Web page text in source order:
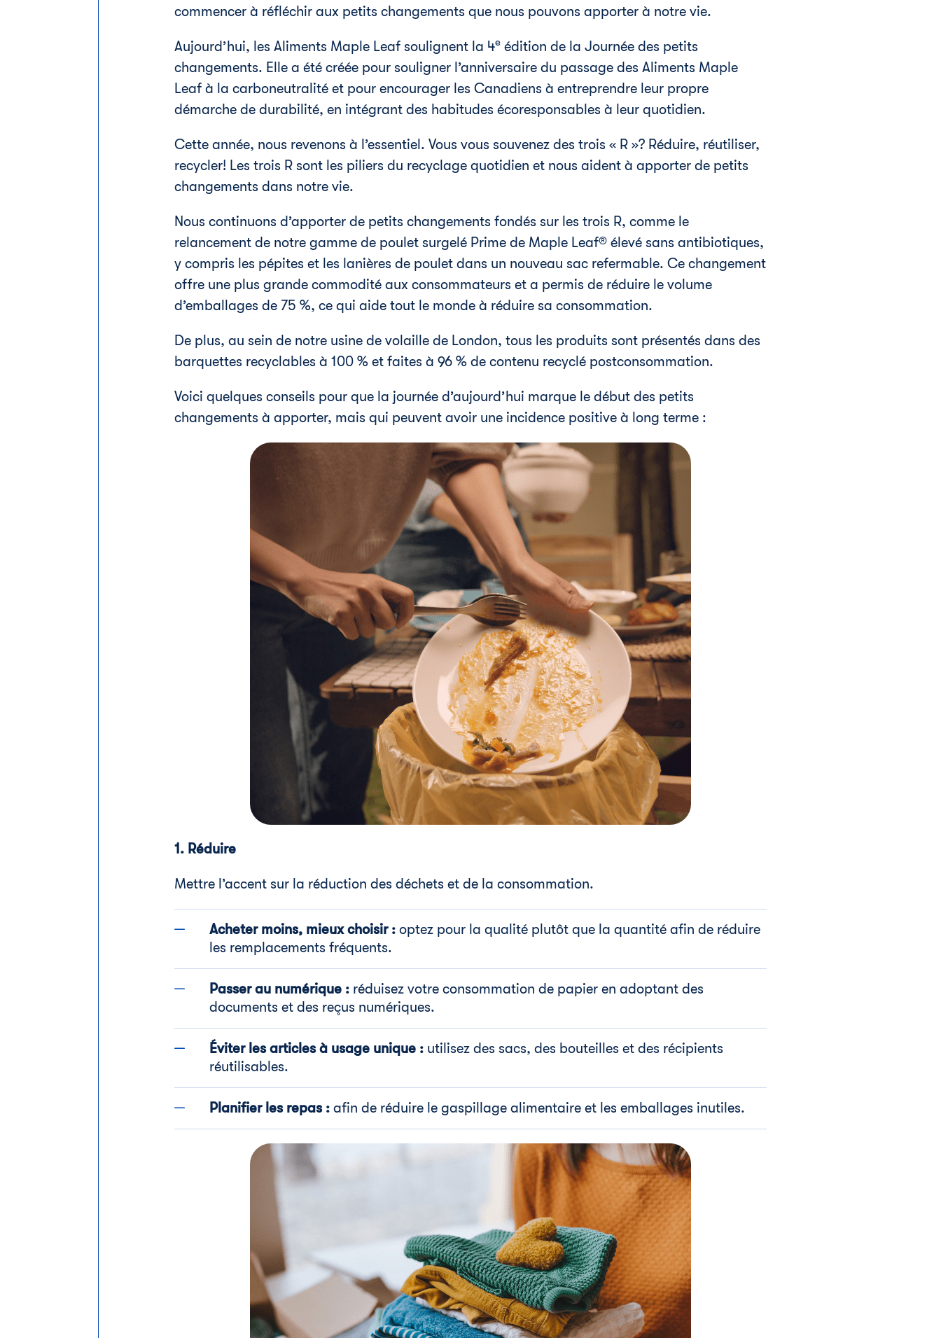
commencer à réfléchir aux petits changements que nous pouvons apporter à notre vie.
Aujourd’hui, les Aliments Maple Leaf soulignent la 4eédition de la Journée des petits
changements. Elle a été créée pour souligner l’anniversaire du passage des Aliments Maple
Leaf à la carboneutralité et pour encourager les Canadiens à entreprendre leur propre
démarche de durabilité, en intégrant des habitudes écoresponsables à leur quotidien.
Cette année, nous revenons à l’essentiel . Vous vous souvenez des trois « R »? Réduire, réutiliser,
recycler! Les trois R sont les piliers du recyclage quotidien et nous aident à apporter de petits
changements dans notre vie.
Nous continuons d’apporter de petits changements fondés sur les trois R, comme le
relancement de notre gamme de poulet surgelé Prime de Maple Leaf® élevé sans antibiotiques,
y compris les pépites et les lanières de poulet dans un nouveau sac refermable. Ce changement
offre une plus grande commodité aux consommateurs et a permis de réduire le volume
d’emballages de 75 %, ce qui aide tout le monde à réduire sa consommation.
De plus, au sein de notre usine de volaille de London, tous les produits sont présentés dans des
barquettes recyclables à 100 % et faites à 96 % de contenu recyclé postconsommation.
Voici quelques conseils pour que la journée d’aujourd’hui marque le début des petits
changements à apporter, mais qui peuvent avoir une incidence positive à long terme :
1. Réduire
Mettre l’accent sur la réduction des déchets et de la consommation.
Acheter moins, mieux choisir :optez pour la qualité plutôt que la quantité afin de réduire
les remplacements fréquents.
Passer au numérique :réduisez votre consommation de papier en adoptant des
documents et des reçus numériques.
Éviter les articles à usage unique :utilisez des sacs, des bouteilles et des récipients
réutilisables.
Planifier les repas :afin de réduire le gaspillage alimentaire et les emballages inutiles.